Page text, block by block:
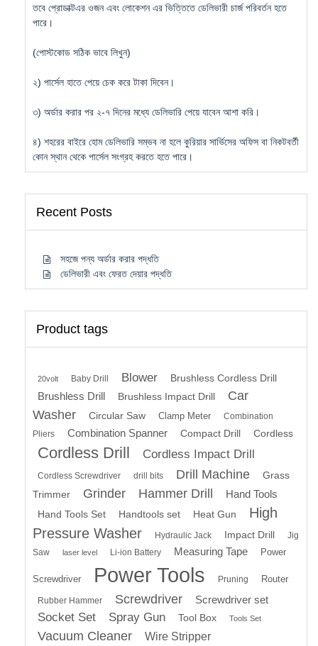
তবে প্রোডাক্টএর ওজন এবং লোকেশন এর ভিত্তিতে ডেলিভারী চার্জ পরিবর্তন হতে
পারে।
(পোস্টকোড সঠিক ভাবে লিখুন)
২) পার্সেল হাতে পেয়ে চেক করে টাকা দিবেন।
৩) অর্ডার করার পর ২-৭ দিনের মধ্যে ডেলিভারি পেয়ে যাবেন আশা করি।
৪) শহরের বাইরে হোম ডেলিভারি সম্ভব না হলে কুরিয়ার সার্ভিসের অফিস বা নিকটবর্তী
কোন স্থান থেকে পার্সেল সংগ্রহ করতে হতে পারে।
Recent Posts
সহজে পন্য অর্ডার করার পদ্ধতি
ডেলিভারী এবং ফেরত দেয়ার পদ্ধতি
Product tags
20volt Baby Drill Blower Brushless Cordless Drill
Brushless Drill Brushless Impact Drill
Car
Washer
Circular Saw Clamp Meter
Combination
Pliers
Combination Spanner Compact Drill Cordless
Cordless Drill Cordless Impact Drill
Cordless Screwdriver drill bits Drill Machine
Grass
Trimmer
Grinder Hammer Drill Hand Tools
Hand Tools Set Handtools set Heat Gun
High
Pressure Washer
Hydraulic Jack Impact Drill
Jig
Saw
laser level Li-ion Battery Measuring Tape Power
Screwdriver Power Tools Pruning Router
Rubber Hammer Screwdriver Screwdriver set
Socket Set Spray Gun Tool Box Tools Set
Vacuum Cleaner Wire Stripper